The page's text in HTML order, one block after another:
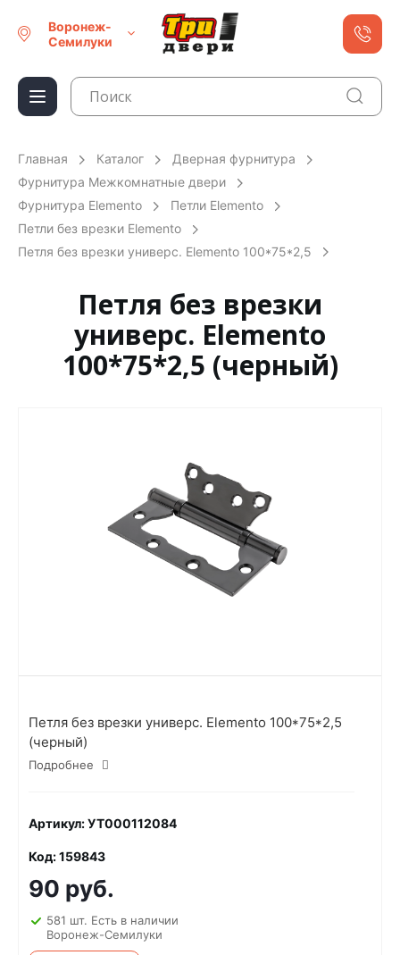
Воронеж-
Семилуки
Главная Каталог
Дверная фурнитура
Фурнитура Межкомнатные двери
Фурнитура Elemento
Петли Elemento
Петли без врезки Elemento
Петля без врезки универс. Elemento 100*75*2,5
Петля без врезки
универс. Elemento
100*75*2,5 (черный)
Петля без врезки универс. Elemento 100*75*2,5
(черный)
Подробнее
Артикул: УТ000112084
Код: 159843
90 руб.
581 шт. Есть в наличии
Воронеж-Семилуки